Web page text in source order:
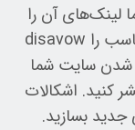
لینک‌های آن را
بررسی کامل کنید و سپس لینک‌های نامناسب را disavow
شدن سایت شما
کنید. اشکالات
بسازید.